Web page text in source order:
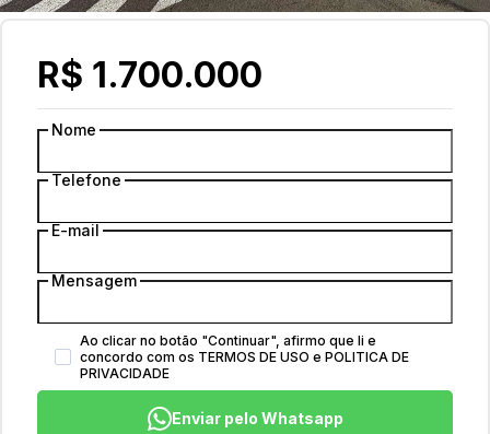
R$ 1.700.000
Nome
Telefone
E-mail
Mensagem
Ao clicar no botão "Continuar", afirmo que li e
concordo com os TERMOS DE USO e POLITICA DE
PRIVACIDADE
Enviar pelo Whatsapp